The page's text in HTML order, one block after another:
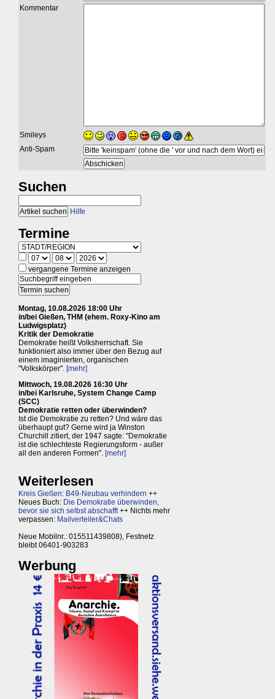
Kommentar
Smileys
Anti-Spam
Suchen
Hilfe
Termine
vergangene Termine anzeigen
Montag, 10.08.2026 18:00 Uhr
in/bei Gießen, THM (ehem. Roxy-Kino am
Ludwigsplatz)
Kritik der Demokratie
Demokratie heißt Volksherrschaft. Sie
funktioniert also immer über den Bezug auf
einem imaginierten, organischen
"Volkskörper". [mehr]
Mittwoch, 19.08.2026 16:30 Uhr
in/bei Karlsruhe, System Change Camp
(SCC)
Demokratie retten oder überwinden?
Ist die Demokratie zu retten? Und wäre das
überhaupt gut? Gerne wird ja Winston
Churchill zitiert, der 1947 sagte: "Demokratie
ist die schlechteste Regierungsform - außer
all den anderen Formen". [mehr]
Weiterlesen
Kreis Gießen: B49-Neubau verhindern ++
Neues Buch: Die Demokratie überwinden,
bevor sie sich selbst abschafft++ Nichts mehr
verpassen: Mailverteiler&Chats
Neue Mobilnr.: 015511439808), Festnetz
bleibt 06401-903283
Werbung